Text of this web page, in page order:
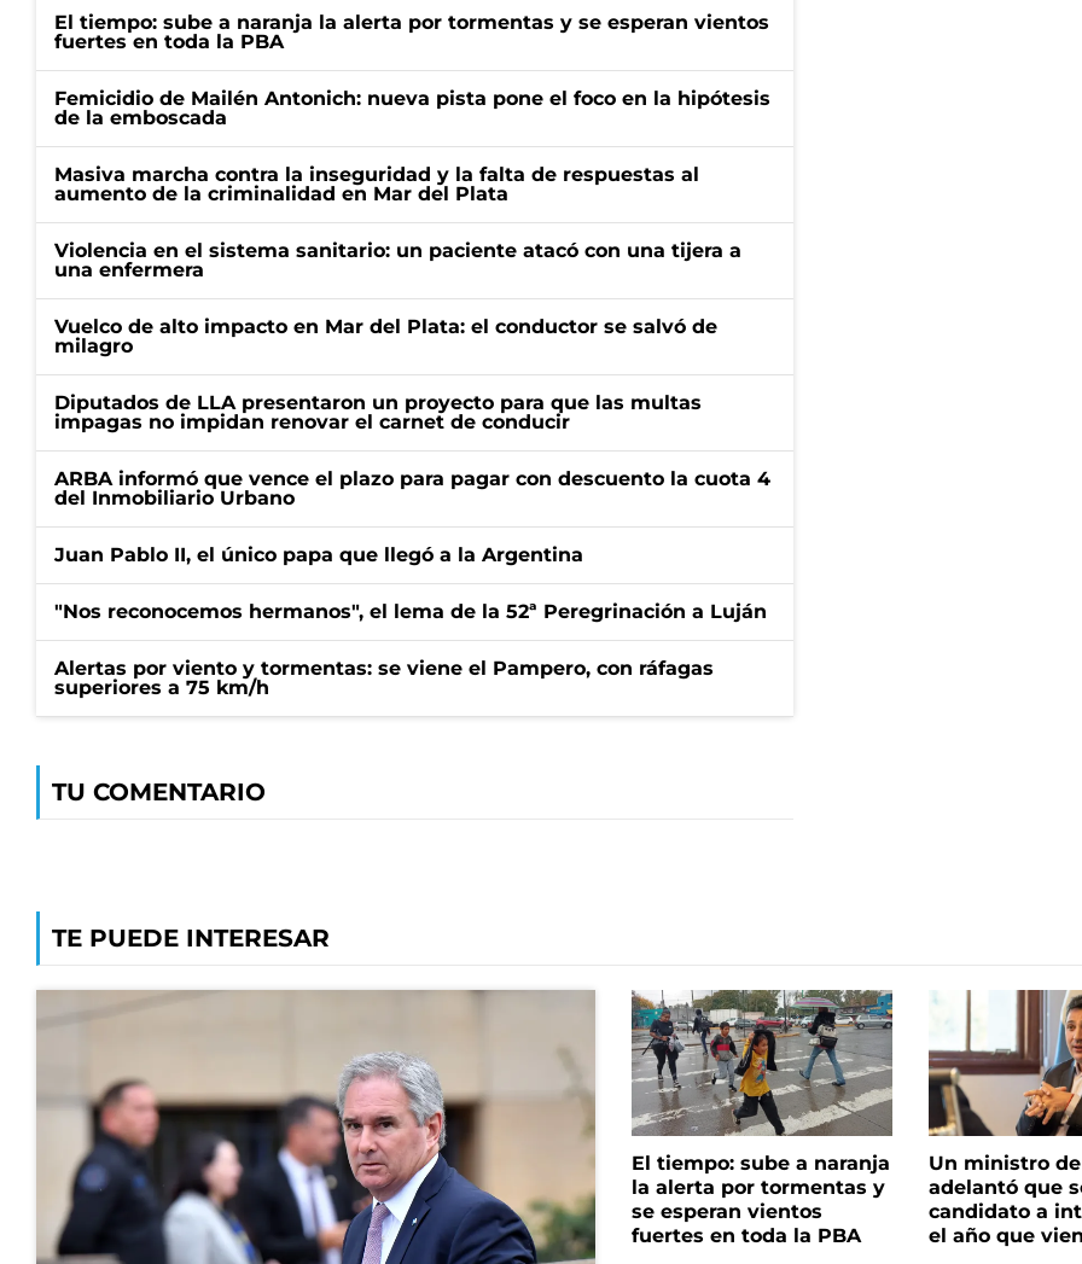
El tiempo: sube a naranja la alerta por tormentas y se esperan vientos
fuertes en toda la PBA
Femicidio de Mailén Antonich: nueva pista pone el foco en la hipótesis
de la emboscada
Masiva marcha contra la inseguridad y la falta de respuestas al
aumento de la criminalidad en Mar del Plata
Violencia en el sistema sanitario: un paciente atacó con una tijera a
una enfermera
Vuelco de alto impacto en Mar del Plata: el conductor se salvó de
milagro
Diputados de LLA presentaron un proyecto para que las multas
impagas no impidan renovar el carnet de conducir
ARBA informó que vence el plazo para pagar con descuento la cuota 4
del Inmobiliario Urbano
Juan Pablo II, el único papa que llegó a la Argentina
"Nos reconocemos hermanos", el lema de la 52ª Peregrinación a Luján
Alertas por viento y tormentas: se viene el Pampero, con ráfagas
superiores a 75 km/h
TU COMENTARIO
TE PUEDE INTERESAR
El tiempo: sube a naranja
la alerta por tormentas y
se esperan vientos
fuertes en toda la PBA
Un ministro
adelantó que
candidato a
el año que